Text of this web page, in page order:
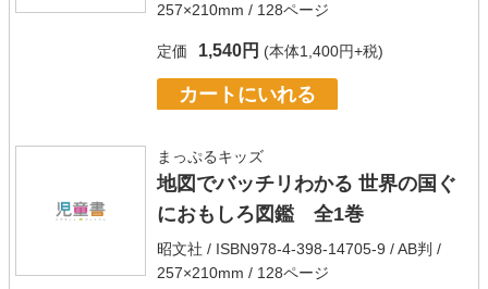
257×210mm / 128ページ
定価 1,540円 (本体1,400円+税)
カートにいれる
まっぷるキッズ
地図でバッチリわかる 世界の国ぐ
におもしろ図鑑 全1巻
昭文社 / ISBN978-4-398-14705-9 / AB判 /
257×210mm / 128ページ